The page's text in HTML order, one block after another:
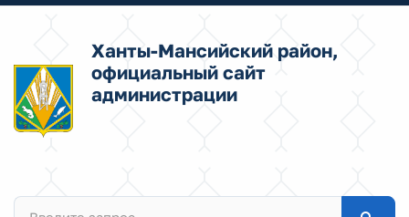
Ханты-Мансийский район,
официальный сайт
администрации